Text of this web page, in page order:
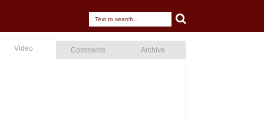
Video Comments Archive